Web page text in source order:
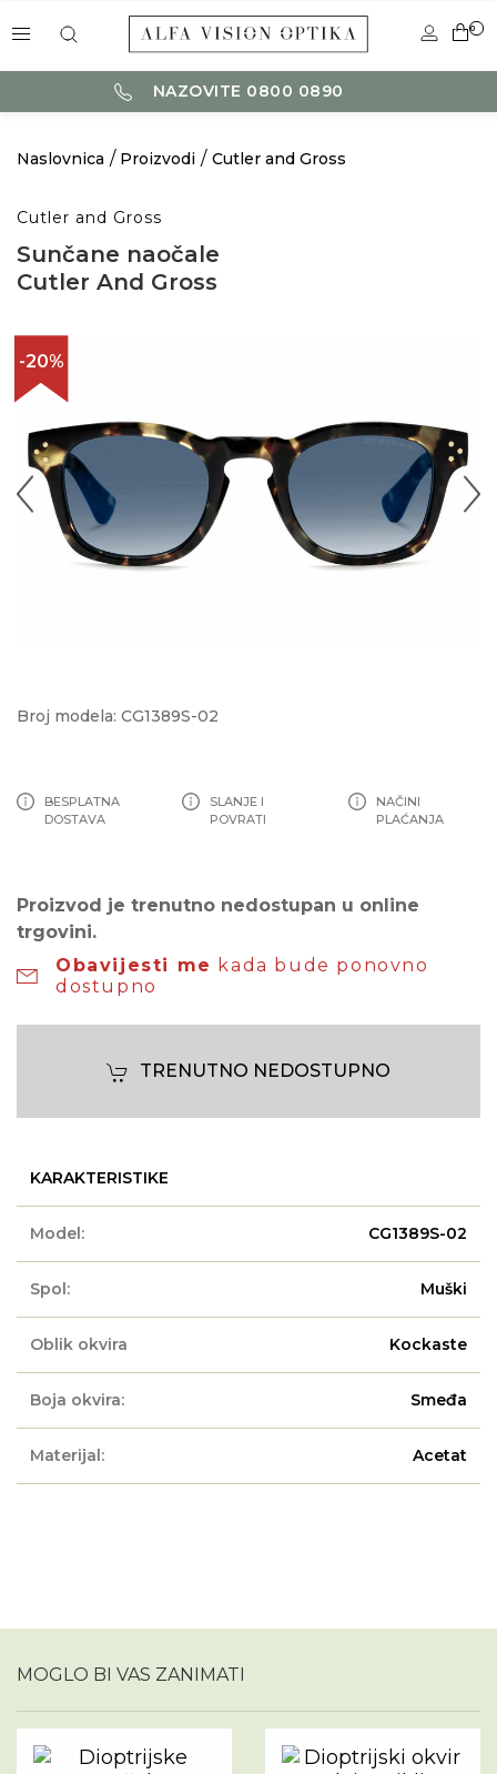
0
NAZOVITE 0800 0890
Naslovnica Proizvodi Cutler and Gross
Cutler and Gross
Sunčane naočale
Cutler And Gross
-20%
Broj modela: CG1389S-02
BESPLATNA
DOSTAVA
SLANJE I
POVRATI
NAČINI
PLAĆANJA
Proizvod je trenutno nedostupan u online
trgovini.
Obavijesti me kada bude ponovno
dostupno
TRENUTNO NEDOSTUPNO
KARAKTERISTIKE
Model: CG1389S-02
Spol: Muški
Oblik okvira Kockaste
Boja okvira: Smeđa
Materijal: Acetat
MOGLO BI VAS ZANIMATI